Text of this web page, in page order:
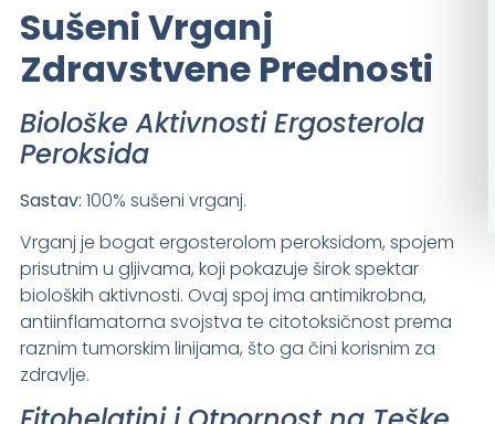
Sušeni Vrganj
Zdravstvene Prednosti
Biološke Aktivnosti Ergosterola
Peroksida
Sastav: 100% sušeni vrganj.
Vrganj je bogat ergosterolom peroksidom, spojem
prisutnim u gljivama, koji pokazuje širok spektar
bioloških aktivnosti. Ovaj spoj ima antimikrobna,
antiinflamatorna svojstva te citotoksičnost prema
raznim tumorskim linijama, što ga čini korisnim za
zdravlje.